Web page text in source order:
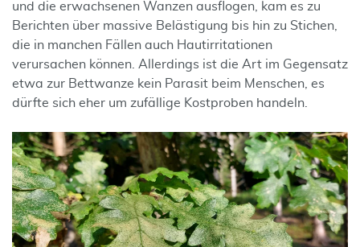
und die erwachsenen Wanzen ausflogen, kam es zu
Berichten über massive Belästigung bis hin zu Stichen,
die in manchen Fällen auch Hautirritationen
verursachen können. Allerdings ist die Art im Gegensatz
etwa zur Bettwanze kein Parasit beim Menschen, es
dürfte sich eher um zufällige Kostproben handeln.